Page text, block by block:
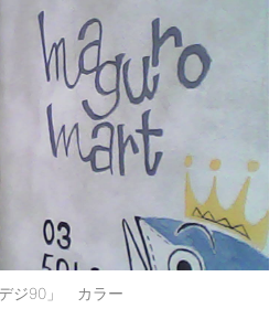
デジ90」 カラー